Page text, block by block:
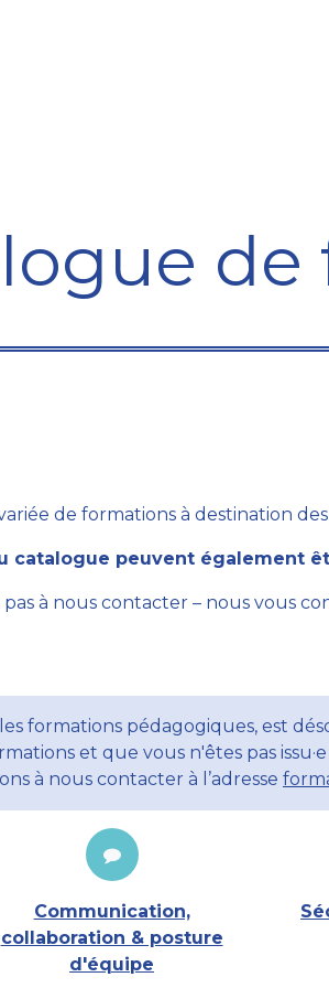
de formations à destination des
catalogue peuvent également
pas à nous contacter – nous vous
formations pédagogiques, est
et que vous n'êtes pas
à nous contacter à l’adresse
Communication,
collaboration & posture
d'équipe